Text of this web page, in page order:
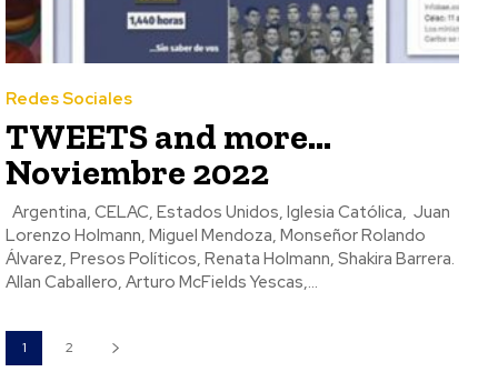
Redes Sociales
TWEETS and more…
Noviembre 2022
Lorenzo Holmann, Miguel Mendoza, Monseñor Rolando
Álvarez, Presos Políticos, Renata Holmann, Shakira Barrera.
Allan Caballero, Arturo McFields Yescas,...
1 2